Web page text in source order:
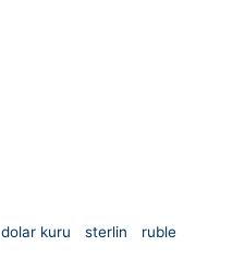
dolar kuru sterlin
ruble